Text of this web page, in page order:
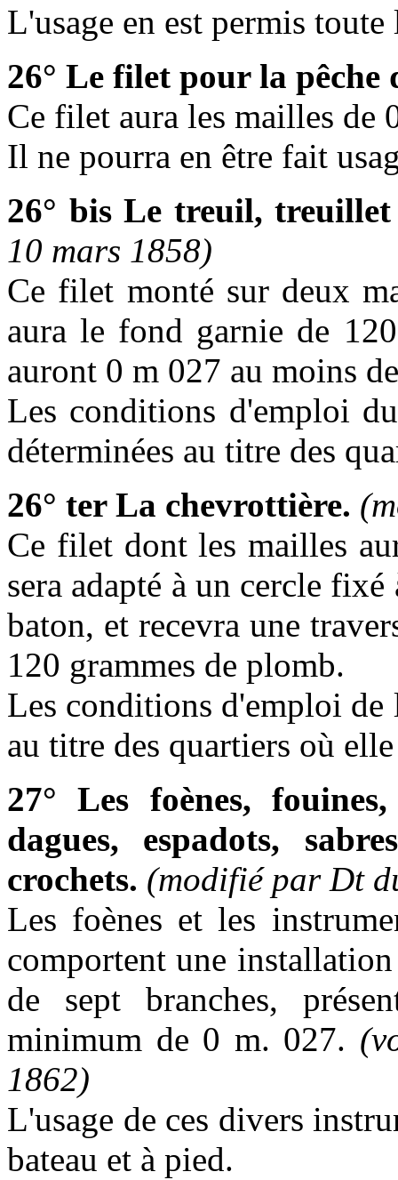
L'usage en est permis toute
26° Le filet pour la pêche
Ce filet aura les mailles de
Il ne pourra en être fait
26° bis Le treuil,
10 mars 1858)
Ce filet monté sur deux
aura le fond garnie de
auront 0 m 027 au moins
Les conditions d'emploi
déterminées au titre des
26° ter La chevrottière.
Ce filet dont les mailles
sera adapté à un cercle
baton, et recevra une
120 grammes de plomb.
Les conditions d'emploi de
au titre des quartiers où
27° Les foènes,
dagues, espadots,
crochets. (modifié par Dt
Les foènes et les
comportent une
de sept branches,
minimum de 0 m. 027.
1862)
L'usage de ces divers
bateau et à pied.